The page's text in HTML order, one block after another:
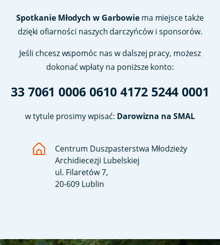
Spotkanie Młodych w Garbowiema miejsce także
dzięki ofiarności naszych darczyńców i sponsorów.
Jeśli chcesz wspomóc nas w dalszej pracy, możesz
dokonać wpłaty na poniższe konto:
33 7061 0006 0610 4172 5244 0001
w tytule prosimy wpisać: Darowizna na SMAL
Centrum Duszpasterstwa Młodzieży
Archidiecezji Lubelskiej
ul. Filaretów 7,
20-609 Lublin